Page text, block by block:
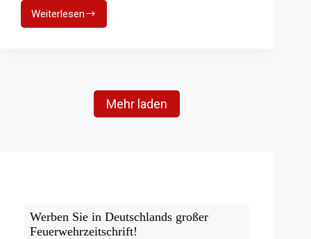
Weiterlesen
Eine
Person
Mehr laden
Werben Sie in Deutschlands großer
Feuerwehrzeitschrift!